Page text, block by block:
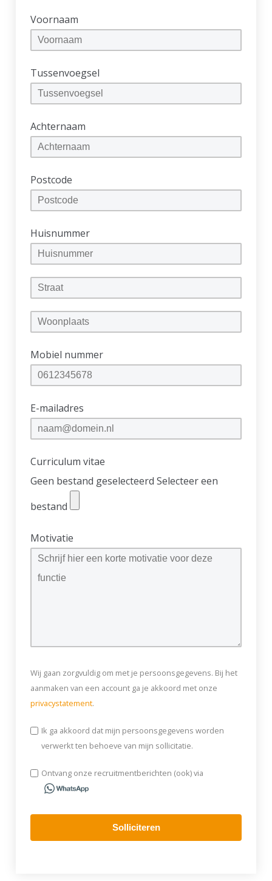
Voornaam
Tussenvoegsel
Achternaam
Postcode
Huisnummer
Mobiel nummer
E-mailadres
Curriculum vitae
Geen bestand geselecteerd Selecteer een
bestand
Motivatie
Wij gaan zorgvuldig om met je persoonsgegevens. Bij het
aanmaken van een account ga je akkoord met onze
privacystatement.
Ik ga akkoord dat mijn persoonsgegevens worden
verwerkt ten behoeve van mijn sollicitatie.
Ontvang onze recruitmentberichten (ook) via
Solliciteren